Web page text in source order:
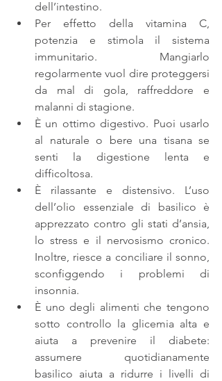
dell’intestino.
Per effetto della vitamina C,
potenzia e stimola il sistema
immunitario. Mangiarlo
regolarmente vuol dire proteggersi
da mal di gola, raffreddore e
malanni di stagione.
È un ottimo digestivo. Puoi usarlo
al naturale o bere una tisana se
senti la digestione lenta e
difficoltosa.
È rilassante e distensivo. L’uso
dell’olio essenziale di basilico è
apprezzato contro gli stati d’ansia,
lo stress e il nervosismo cronico.
Inoltre, riesce a conciliare il sonno,
sconfiggendo i problemi di
insonnia.
È uno degli alimenti che tengono
sotto controllo la glicemia alta e
aiuta a prevenire il diabete:
assumere quotidianamente
basilico aiuta a ridurre i livelli di